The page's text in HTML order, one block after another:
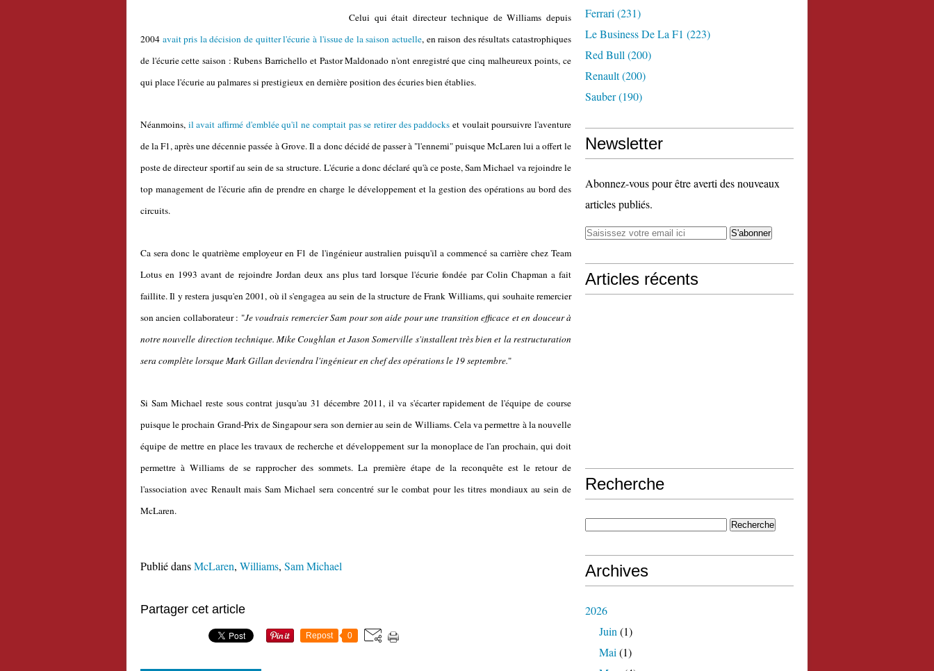
Celui qui était directeur technique de Williams depuis
2004 avait pris la décision de quitter l'écurie à l'issue de la saison actuelle, en raison des résultats catastrophiques
de l'écurie cette saison : Rubens Barrichello et Pastor Maldonado n'ont enregistré que cinq malheureux points, ce
qui place l'écurie au palmares si prestigieux en dernière position des écuries bien établies.
Néanmoins, il avait affirmé d'emblée qu'il ne comptait pas se retirer des paddocks et voulait poursuivre l'aventure
de la F1, après une décennie passée à Grove. Il a donc décidé de passer à "l'ennemi" puisque McLaren lui a offert le
poste de directeur sportif au sein de sa structure. L'écurie a donc déclaré qu'à ce poste, Sam Michael va rejoindre le
top management de l'écurie afin de prendre en charge le développement et la gestion des opérations au bord des
circuits.
Ca sera donc le quatrième employeur en F1 de l'ingénieur australien puisqu'il a commencé sa carrière chez Team
Lotus en 1993 avant de rejoindre Jordan deux ans plus tard lorsque l'écurie fondée par Colin Chapman a fait
faillite. Il y restera jusqu'en 2001, où il s'engagea au sein de la structure de Frank Williams, qui souhaite remercier
son ancien collaborateur : "Je voudrais remercier Sam pour son aide pour une transition efficace et en douceur à
notre nouvelle direction technique. Mike Coughlan et Jason Somerville s'installent très bien et la restructuration
sera complète lorsque Mark Gillan deviendra l'ingénieur en chef des opérations le 19 septembre."
Si Sam Michael reste sous contrat jusqu'au 31 décembre 2011, il va s'écarter rapidement de l'équipe de course
puisque le prochain Grand-Prix de Singapour sera son dernier au sein de Williams. Cela va permettre à la nouvelle
équipe de mettre en place les travaux de recherche et développement sur la monoplace de l'an prochain, qui doit
permettre à Williams de se rapprocher des sommets. La première étape de la reconquête est le retour de
l'association avec Renault mais Sam Michael sera concentré sur le combat pour les titres mondiaux au sein de
McLaren.
Publié dansMcLaren, Williams, Sam Michael
Partager cet article
Repost 0
Ferrari (231)
Le Business De La F1 (223)
Red Bull (200)
Renault(200)
Sauber(190)
Newsletter
Abonnez-vous pour être averti des nouveaux
articles publiés.
Articles récents
Recherche
Archives
2026
Juin (1)
Mai (1)